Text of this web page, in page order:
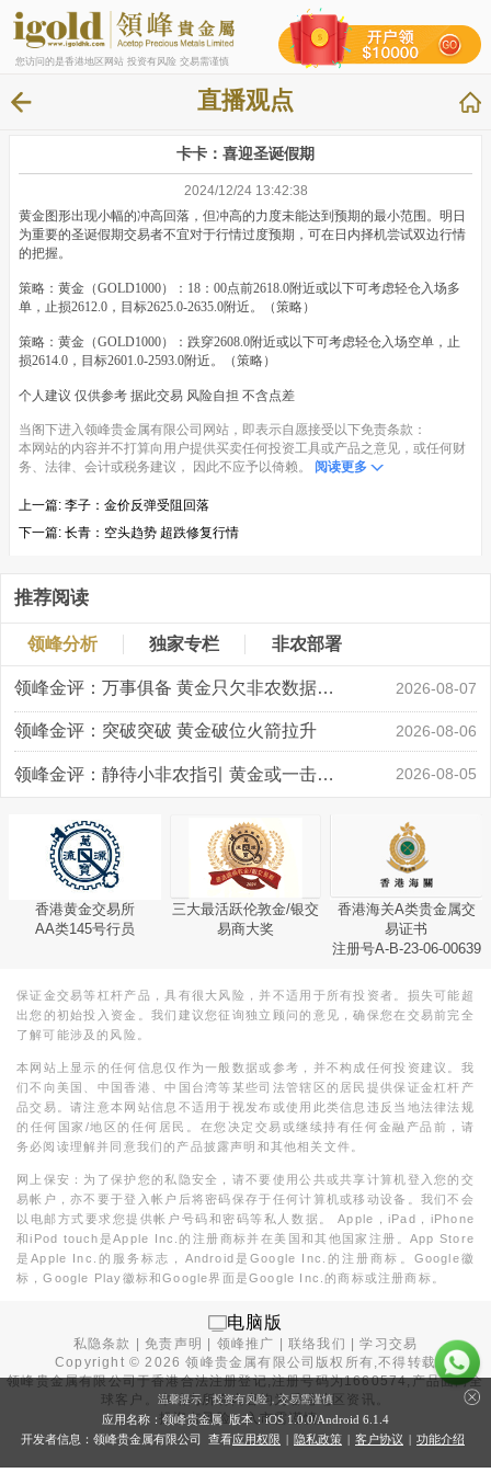
您访问的是香港地区网站 投资有风险 交易需谨慎
直播观点
卡卡：喜迎圣诞假期
2024/12/24 13:42:38
黄金图形出现小幅的冲高回落，但冲高的力度未能达到预期的最小范围。明日
为重要的圣诞假期交易者不宜对于行情过度预期，可在日内择机尝试双边行情
的把握。
策略：黄金（GOLD1000）：18：00点前2618.0附近或以下可考虑轻仓入场多
单，止损2612.0，目标2625.0-2635.0附近。（策略）
策略：黄金（GOLD1000）：跌穿2608.0附近或以下可考虑轻仓入场空单，止
损2614.0，目标2601.0-2593.0附近。（策略）
个人建议 仅供参考 据此交易 风险自担 不含点差
当阁下进入领峰贵金属有限公司网站，即表示自愿接受以下免责条款：
本网站的内容并不打算向用户提供买卖任何投资工具或产品之意见，或任何财
务、法律、会计或税务建议， 因此不应予以倚赖。
阅读更多
上一篇: 李子：金价反弹受阻回落
下一篇: 长青：空头趋势 超跌修复行情
推荐阅读
领峰分析 独家专栏 非农部署
领峰金评：万事俱备 黄金只欠非农数据“东风” 2026-08-07
领峰金评：突破突破 黄金破位火箭拉升 2026-08-06
领峰金评：静待小非农指引 黄金或一击破局 2026-08-05
香港黄金交易所
AA类145号行员
三大最活跃伦敦金/银交
易商大奖
香港海关A类贵金属交
易证书
注册号A-B-23-06-00639
保证金交易等杠杆产品，具有很大风险，并不适用于所有投资者。损失可能超
出您的初始投入资金。我们建议您征询独立顾问的意见，确保您在交易前完全
了解可能涉及的风险。
本网站上显示的任何信息仅作为一般数据或参考，并不构成任何投资建议。我
们不向美国、中国香港、中国台湾等某些司法管辖区的居民提供保证金杠杆产
品交易。请注意本网站信息不适用于视发布或使用此类信息违反当地法律法规
的任何国家/地区的任何居民。在您决定交易或继续持有任何金融产品前，请
务必阅读理解并同意我们的产品披露声明和其他相关文件。
网上保安：为了保护您的私隐安全，请不要使用公共或共享计算机登入您的交
易帐户，亦不要于登入帐户后将密码保存于任何计算机或移动设备。我们不会
以电邮方式要求您提供帐户号码和密码等私人数据。 Apple，iPad，iPhone
和iPod touch是Apple Inc.的注册商标并在美国和其他国家注册。App Store
是Apple Inc.的服务标志，Android是Google Inc.的注册商标。Google徽
标，Google Play徽标和Google界面是Google Inc.的商标或注册商标。
电脑版
私隐条款 |免责声明 领峰推广 |联络我们 |学习交易
Copyright ©2026 领峰贵金属有限公司版权所有,不得转载
领峰贵金属有限公司于香港合法注册登记,注册号码为1660574,产品面向全
球客户。本站内所有内容均为香港地区资讯。
投资有风险，入市需谨慎。
温馨提示：投资有风险，交易需谨慎
应用名称：领峰贵金属 版本：iOS 1.0.0/Android 6.1.4
开发者信息：领峰贵金属有限公司 查看应用权限 | 隐私政策 | 客户协议 | 功能介绍